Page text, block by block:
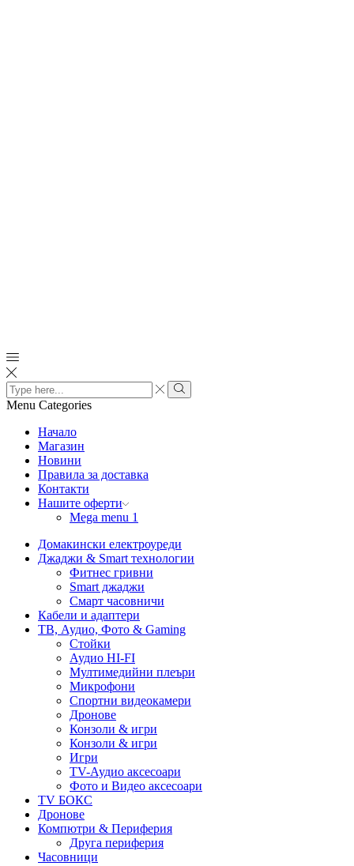
Search
input
Search
Menu Categories
Начало
Магазин
Новини
Правила за доставка
Контакти
Нашите оферти
Mega menu 1
Домакински електроуреди
Джаджи & Smart технологии
Фитнес гривни
Smart джаджи
Смарт часовничи
Кабели и адаптери
ТВ, Аудио, Фото & Gaming
Стойки
Аудио HI-FI
Мултимедийни плеъри
Микрофони
Спортни видеокамери
Дронове
Конзоли & игри
Конзоли & игри
Игри
TV-Аудио аксесоари
Фото и Видео аксесоари
TV БОКС
Дронове
Компютри & Периферия
Друга периферия
Часовници